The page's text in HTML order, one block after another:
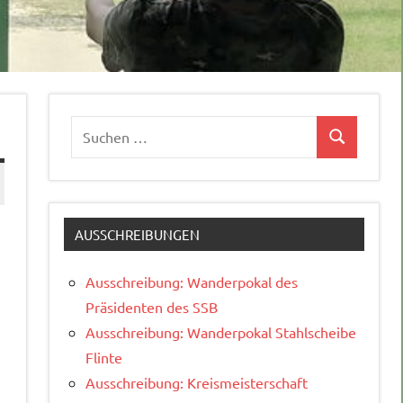
Suchen
AUSSCHREIBUNGEN
Ausschreibung: Wanderpokal des
Präsidenten des SSB
Ausschreibung: Wanderpokal Stahlscheibe
Flinte
Ausschreibung: Kreismeisterschaft